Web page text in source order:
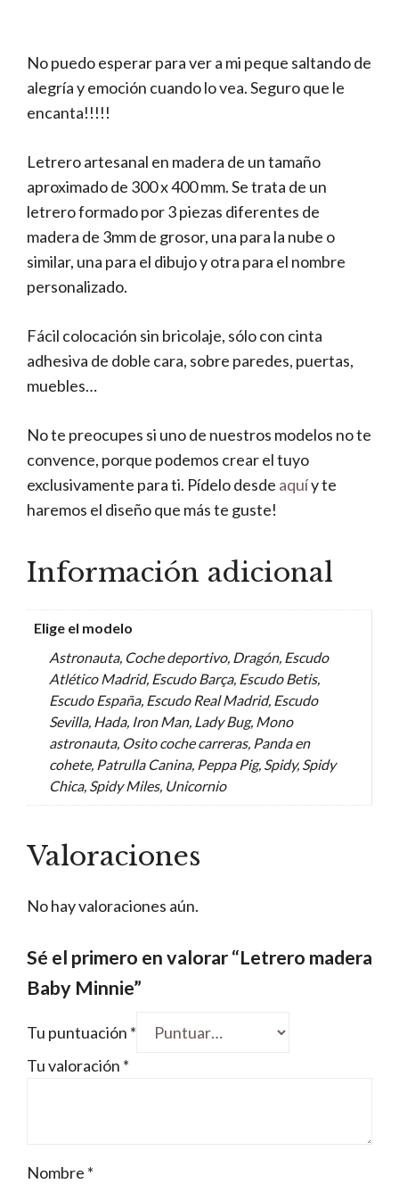
No puedo esperar para ver a mi peque saltando de
alegría y emoción cuando lo vea. Seguro que le
encanta!!!!!
Letrero artesanal en madera de un tamaño
aproximado de 300 x 400 mm. Se trata de un
letrero formado por 3 piezas diferentes de
madera de 3mm de grosor, una para la nube o
similar, una para el dibujo y otra para el nombre
personalizado.
Fácil colocación sin bricolaje, sólo con cinta
adhesiva de doble cara, sobre paredes, puertas,
muebles…
No te preocupes si uno de nuestros modelos no te
convence, porque podemos crear el tuyo
exclusivamente para ti. Pídelo desde aquíy te
haremos el diseño que más te guste!
Información adicional
Elige el modelo
Astronauta, Coche deportivo, Dragón, Escudo
Atlético Madrid, Escudo Barça, Escudo Betis,
Escudo España, Escudo Real Madrid, Escudo
Sevilla, Hada, Iron Man, Lady Bug, Mono
astronauta, Osito coche carreras, Panda en
cohete, Patrulla Canina, Peppa Pig, Spidy, Spidy
Chica, Spidy Miles, Unicornio
Valoraciones
No hay valoraciones aún.
Sé el primero en valorar “Letrero madera
Baby Minnie”
Tu puntuación *
Tu valoración *
Nombre *